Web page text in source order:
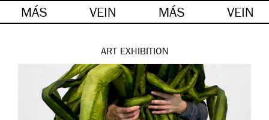
MÁS VEIN MÁS VEIN
ART EXHIBITION